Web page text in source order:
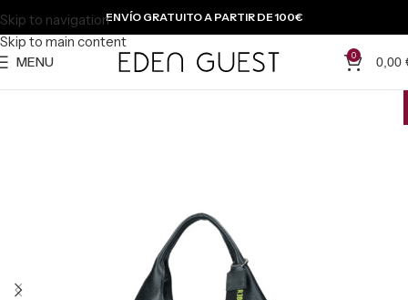
Skip to navigation
Skip to main content
ENVÍO GRATUITO A PARTIR DE 100€
MENU 0 0,00